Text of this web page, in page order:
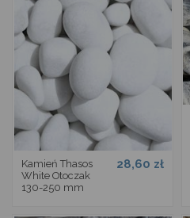
Kamień Thasos
White Otoczak
130-250 mm
28,60 zł